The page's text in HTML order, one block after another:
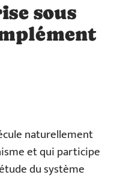
sous
naturellement
et qui participe
du système